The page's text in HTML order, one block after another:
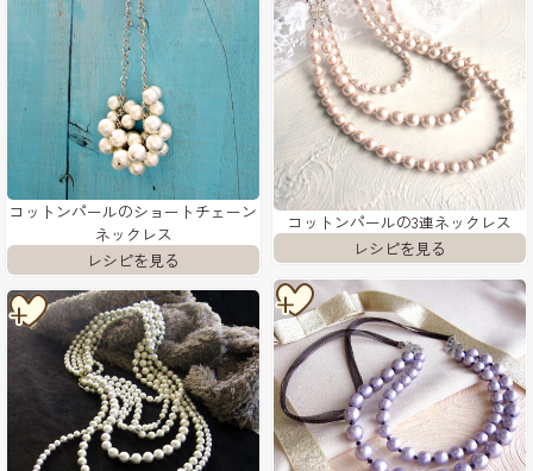
コットンパールのショートチェーン
ネックレス
コットンパールの3連ネックレス